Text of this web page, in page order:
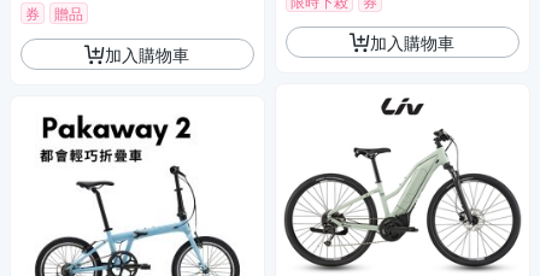
券 贈品
加入購物車 加入購物車